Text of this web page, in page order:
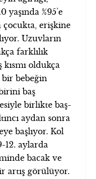
yaşında %95’e
çocukta, erişkine
Uzuvların
farklılık
oldukça
bebeğin
baş
birlikte baş-
aydan sonra
başlıyor. Kol
12. aylarda
bacak ve
artış görülüyor.